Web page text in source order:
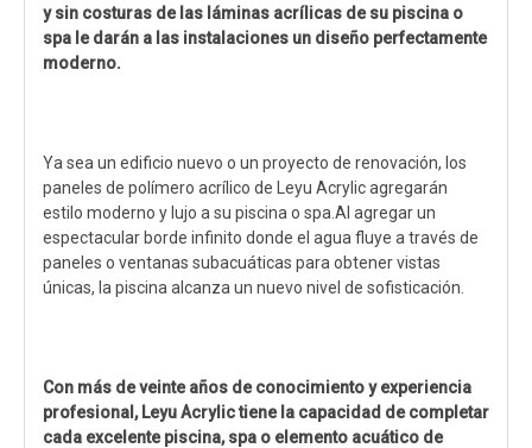
y sin costuras de las láminas acrílicas de su piscina o
spa le darán a las instalaciones un diseño perfectamente
moderno.
Ya sea un edificio nuevo o un proyecto de renovación, los
paneles de polímero acrílico de Leyu Acrylic agregarán
estilo moderno y lujo a su piscina o spa.Al agregar un
espectacular borde infinito donde el agua fluye a través de
paneles o ventanas subacuáticas para obtener vistas
únicas, la piscina alcanza un nuevo nivel de sofisticación.
Con más de veinte años de conocimiento y experiencia
profesional, Leyu Acrylic tiene la capacidad de completar
cada excelente piscina, spa o elemento acuático de